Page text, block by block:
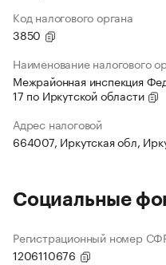
Код налогового органа
3850
Наименование налогового
Межрайонная инспекция
17 по Иркутской области
Адрес налоговой
664007, Иркутская обл,
Социальные
Регистрационный номер
1206110676